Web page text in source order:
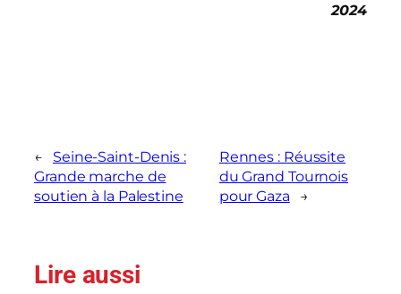
2024
←
Seine-Saint-Denis :
Grande marche de
soutien à la Palestine
Rennes : Réussite
du Grand Tournois
pour Gaza
→
Lire aussi